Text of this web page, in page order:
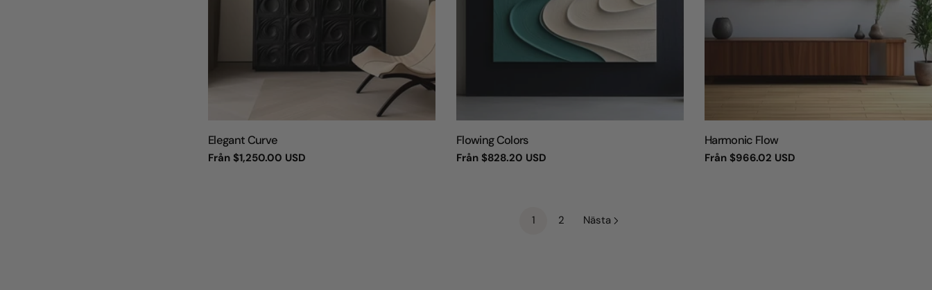
TYP:
Elegant Curve
Vanligt
Från $1,250.00 USD
TYP:
Flowing Colors
Vanligt
Från $828.20 USD
TYP:
Harmonic Flow
Vanligt
Från $966.02 USD
1 2 Nästa